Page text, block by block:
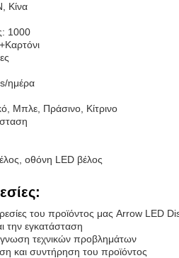
Κίνα
1000
ημέρα
Μπλε, Πράσινο, Κίτρινο
οθόνη LED βέλος
του προϊόντος μας Arrow LED
την εγκατάσταση
τεχνικών προβλημάτων
και συντήρηση του προϊόντος